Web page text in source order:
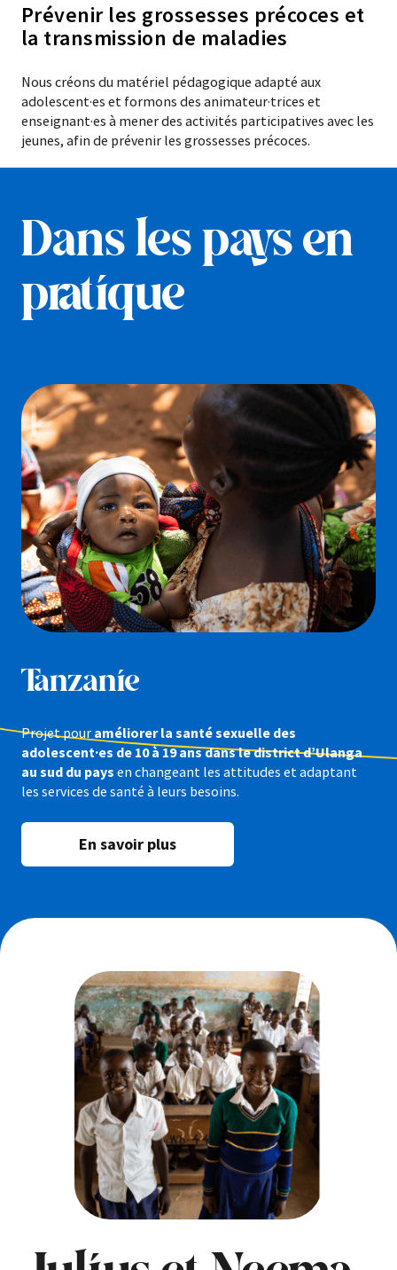
Prévenir les grossesses précoces et
la transmission de maladies
Nous créons du matériel pédagogique adapté aux
adolescent·es et formons des animateur·trices et
enseignant·es à mener des activités participatives avec les
jeunes, afin de prévenir les grossesses précoces.
Dans les pays en
pratique
Tanzanie
Projet pour améliorer la santé sexuelle des
adolescent·es de 10 à 19 ans dans le district d’Ulanga
au sud du pays en changeant les attitudes et adaptant
les services de santé à leurs besoins.
En savoir plus